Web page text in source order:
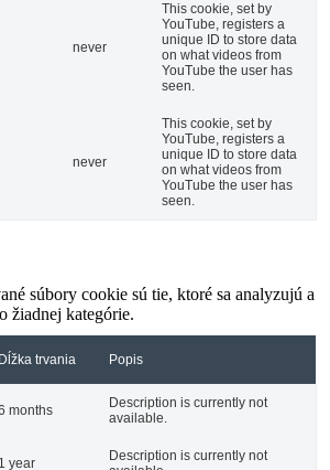
never
This cookie, set by
YouTube, registers a
unique ID to store data
on what videos from
YouTube the user has
seen.
never
This cookie, set by
YouTube, registers a
unique ID to store data
on what videos from
YouTube the user has
seen.
súbory cookie sú tie, ktoré sa analyzujú a
žiadnej kategórie.
Dĺžka trvania Popis
months
Description is currently not
available.
1 year
Description is currently not